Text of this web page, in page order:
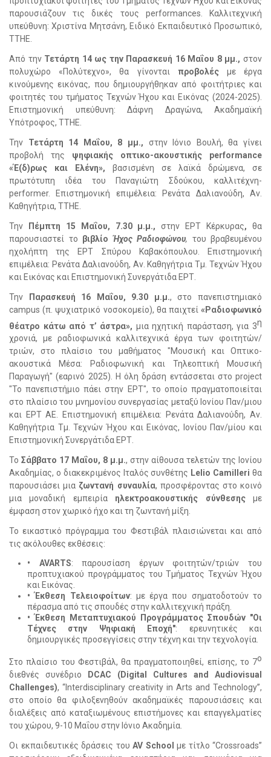
παρουσιάζουν τις δικές τους performances. Καλλιτεχνική
υπεύθυνη: Χριστίνα Μητσάνη, Ειδικό Εκπαιδευτικό Προσωπικό,
ΤΤΗΕ.
Από την Τετάρτη 14 ως την Παρασκευή 16 Μαΐου 8 μμ., στον
πολυχώρο «Πολύτεχνο», θα γίνονται προβολέςμε έργα
κινούμενης εικόνας, που δημιουργήθηκαν από φοιτήτριες και
φοιτητές του τμήματος Τεχνών Ήχου και Εικόνας (2024-2025).
Επιστημονική υπεύθυνη: Δάφνη Δραγώνα, Ακαδημαϊκή
Υπότροφος, ΤΤΗΕ.
Την Τετάρτη 14 Μαΐου, 8 μμ., στην Ιόνιο Βουλή, θα γίνει
προβολή της ψηφιακής οπτικο-ακουστικής performance
«Έ(δ)ρως και Ελένη», βασισμένη σε λαϊκά δρώμενα, σε
πρωτότυπη ιδέα του Παναγιώτη Σδούκου, καλλιτέχνη-
performer. Επιστημονική επιμέλεια: Ρενάτα Δαλιανούδη, Αν.
Καθηγήτρια, ΤΤΗΕ.
Την Πέμπτη 15 Μαΐου, 7.30 μ.μ.,στην ΕΡΤ Κέρκυρας,θα
παρουσιαστεί το βιβλίοΉχος Ραδιοφώνου, του βραβευμένου
ηχολήπτη της ΕΡΤ Σπύρου Καβακόπουλου. Επιστημονική
επιμέλεια: Ρενάτα Δαλιανούδη, Αν. Καθηγήτρια Τμ. Τεχνών Ήχου
και Εικόνας και Επιστημονική Συνεργάτιδα ΕΡΤ.
Την Παρασκευή 16 Μαΐου, 9.30 μ.μ., στο πανεπιστημιακό
campus (π. ψυχιατρικό νοσοκομείο), θα παιχτεί «Ραδιοφωνικό
θέατρο κάτω από τ’ άστρα», μια ηχητική παράσταση, για 3η
χρονιά, με ραδιοφωνικά καλλιτεχνικά έργα των φοιτητών/
τριών, στο πλαίσιο του μαθήματος "Μουσική και Οπτικο-
ακουστικά Μέσα: Ραδιοφωνική και Τηλεοπτική Μουσική
Παραγωγή" (εαρινό 2025). Η όλη δράση εντάσσεται στο project
"Το πανεπιστήμιο πάει στην ΕΡΤ", το οποίο πραγματοποιείται
στο πλαίσιο του μνημονίου συνεργασίας μεταξύ Ιονίου Παν/μιου
και ΕΡΤ ΑΕ. Επιστημονική επιμέλεια: Ρενάτα Δαλιανούδη, Αν.
Καθηγήτρια Τμ. Τεχνών Ήχου και Εικόνας, Ιονίου Παν/μίου και
Επιστημονική Συνεργάτιδα ΕΡΤ.
Το Σάββατο 17 Μαΐου, 8 μ.μ., στην αίθουσα τελετών της Ιονίου
Ακαδημίας, ο διακεκριμένος Ιταλός συνθέτης Lelio Camilleri θα
παρουσιάσει μια ζωντανή συναυλία, προσφέροντας στο κοινό
μια μοναδική εμπειρία ηλεκτροακουστικής σύνθεσηςμε
έμφαση στον χωρικό ήχο και τη ζωντανή μίξη.
Το εικαστικό πρόγραμμα του Φεστιβάλ πλαισιώνεται και από
τις ακόλουθες εκθέσεις:
• AVARTS: παρουσίαση έργων φοιτητών/τριών του
προπτυχιακού προγράμματος του Τμήματος Τεχνών Ήχου
και Εικόνας.
• Έκθεση Τελειοφοίτων: με έργα που σηματοδοτούν το
πέρασμα από τις σπουδές στην καλλιτεχνική πράξη.
• Έκθεση Μεταπτυχιακού Προγράμματος Σπουδών "Οι
Τέχνες στην Ψηφιακή Εποχή": ερευνητικές και
δημιουργικές προσεγγίσεις στην τέχνη και την τεχνολογία.
Στο πλαίσιο του Φεστιβάλ, θα πραγματοποιηθεί, επίσης, το 7ο
διεθνές συνέδριο
DCAC (Digital Cultures and Audiovisual
Challenges), “Interdisciplinary creativity in Arts and Technology”,
στο οποίο θα φιλοξενηθούν ακαδημαϊκές παρουσιάσεις και
διαλέξεις από καταξιωμένους επιστήμονες και επαγγελματίες
του χώρου, 9-10 Μαΐου στην Ιόνιο Ακαδημία.
Oι εκπαιδευτικές δράσεις του AV School με τίτλο “Crossroads”